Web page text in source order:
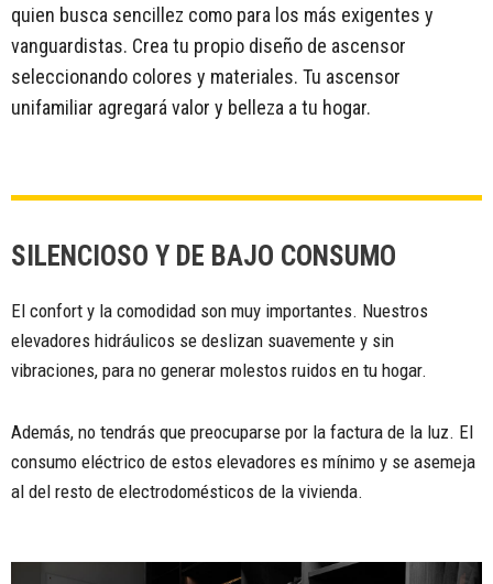
quien busca sencillez como para los más exigentes y
vanguardistas. Crea tu propio diseño de ascensor
seleccionando colores y materiales. Tu ascensor
unifamiliar agregará valor y belleza a tu hogar.
SILENCIOSO Y DE BAJO CONSUMO
El confort y la comodidad son muy importantes. Nuestros
elevadores hidráulicos se deslizan suavemente y sin
vibraciones, para no generar molestos ruidos en tu hogar.
Además, no tendrás que preocuparse por la factura de la luz. El
consumo eléctrico de estos elevadores es mínimo y se asemeja
al del resto de electrodomésticos de la vivienda.